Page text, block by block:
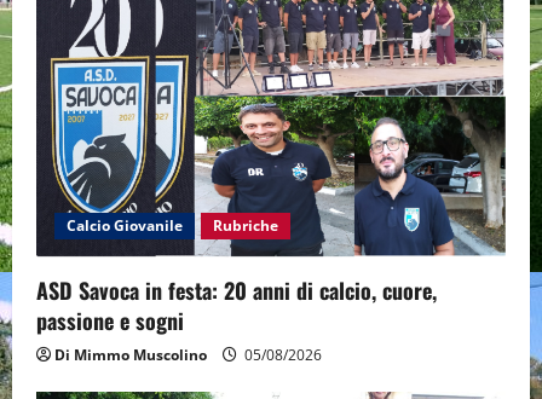
a
n
Calcio Giovanile Rubriche
ASD Savoca in festa: 20 anni di calcio, cuore,
passione e sogni
Di Mimmo Muscolino 05/08/2026